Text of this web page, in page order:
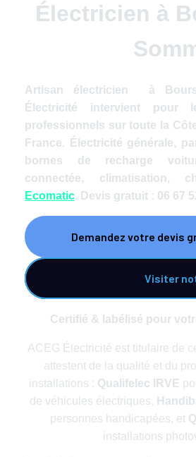
Électricien à
Artisan électricien  à
Électricité intervient pour
professionnels sur toute la
France. Électricité générale,
bornes de recharge
Ecomatic. Devis gratuit : 06 67
Demandez votre devis
Visiter
Certifié & labélisé pour
ACEG Électricité est titulaire de
attestent de la qualité et du
installations : Qualifelec IRVE
de véhicules électriques,
personnes handicapées, et
installations